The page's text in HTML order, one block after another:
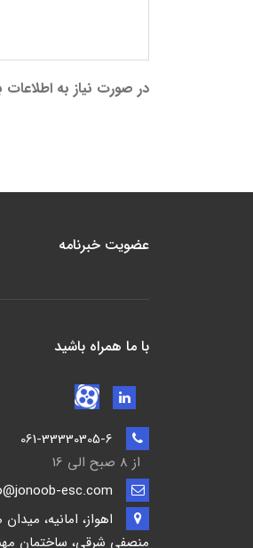
در صورت نياز به
عضویت خبرنامه
با ما همراه باشید
از 8 صبح الی 16
اهواز، امانیه،
منصفی شرقی، ساختمان